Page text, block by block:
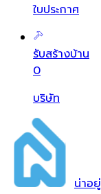
ใบประกาศ
รับสร้างบ้าน
0
บริษัท
น่าอยู่